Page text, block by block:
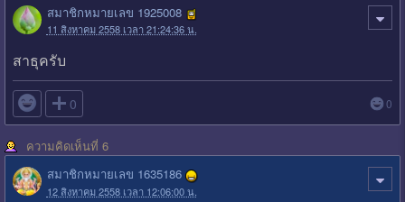
สมาชิกหมายเลข 1925008
11 สิงหาคม 2558 เวลา 21:24:36 น.
สาธุครับ
 0 0
ความคิดเห็นที่ 6
สมาชิกหมายเลข 1635186
12 สิงหาคม 2558 เวลา 12:06:00 น.